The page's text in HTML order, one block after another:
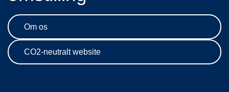
Om os
CO2-neutralt website